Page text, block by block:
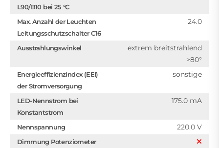
L90/B10 bei 25 °C
Max. Anzahl der Leuchten
Leitungsschutzschalter C16
24.0
Ausstrahlungswinkel
extrem breitstrahlend
>80°
Energieeffizienzindex (EEI)
der Stromversorgung
sonstige
LED-Nennstrom bei
Konstantstrom
175.0 mA
Nennspannung 220.0 V
Dimmung Potenziometer